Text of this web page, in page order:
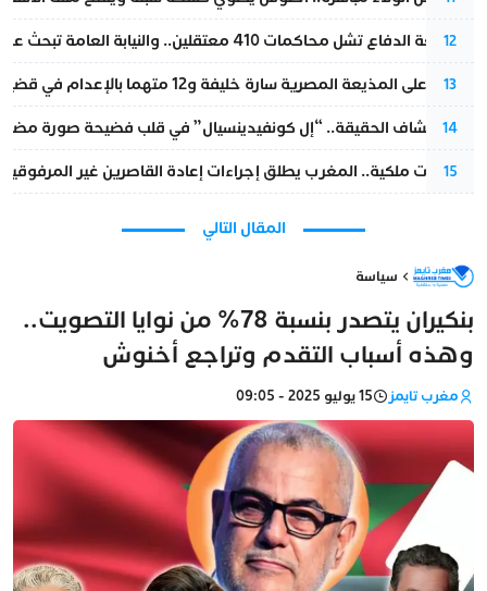
12
مقاطعة الدفاع تشل محاكمات 410 معتقلين.. والنيابة العامة تبحث عن حل قانوني
13
الحكم على المذيعة المصرية سارة خليفة و12 متهما بالإعدام في قضية هزت بلاد الفراعنة
14
بعد انكشاف الحقيقة.. “إل كونفيدينسيال” في قلب فضيحة صورة
15
بتعليمات ملكية.. المغرب يطلق إجراءات إعادة القاصرين غير
المقال التالي
سياسة
بنكيران يتصدر بنسبة 78% من نوايا التصويت..
وهذه أسباب التقدم وتراجع أخنوش
مغرب تايمز 15 يوليو 2025 - 09:05